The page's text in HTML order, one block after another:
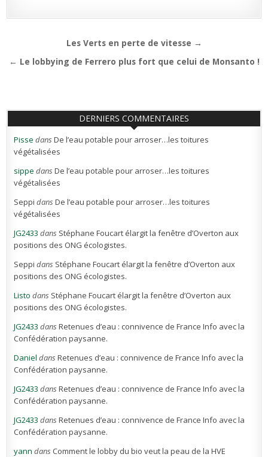
Navigation
de
Les Verts en perte de vitesse →
← Le lobbying de Ferrero plus fort que celui de Monsanto !
DERNIERS COMMENTAIRES
Pisse dansDe l’eau potable pour arroser…les toitures
végétalisées
sippe dansDe l’eau potable pour arroser…les toitures
végétalisées
Seppi dansDe l’eau potable pour arroser…les toitures
végétalisées
JG2433 dans Stéphane Foucart élargit la fenêtre d’Overton aux
positions des ONG écologistes.
Seppi dans Stéphane Foucart élargit la fenêtre d’Overton aux
positions des ONG écologistes.
Listo dans Stéphane Foucart élargit la fenêtre d’Overton aux
positions des ONG écologistes.
JG2433 dansRetenues d’eau : connivence de France Info avec la
Confédération paysanne.
Daniel dansRetenues d’eau : connivence de France Info avec la
Confédération paysanne.
JG2433 dansRetenues d’eau : connivence de France Info avec la
Confédération paysanne.
JG2433 dansRetenues d’eau : connivence de France Info avec la
Confédération paysanne.
yann dans Comment le lobby du bio veut la peau de la HVE